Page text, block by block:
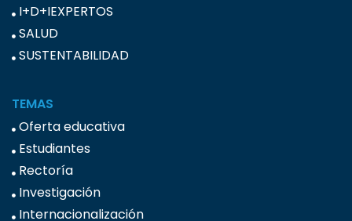
I+D+IEXPERTOS
SALUD
SUSTENTABILIDAD
TEMAS
Oferta educativa
Estudiantes
Rectoría
Investigación
Internacionalización